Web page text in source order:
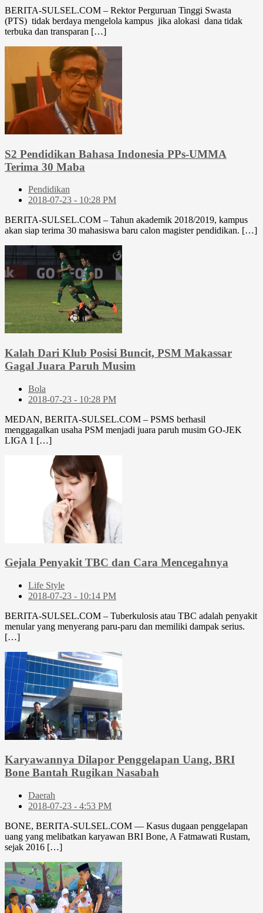
BERITA-SULSEL.COM – Rektor Perguruan Tinggi Swasta
(PTS) tidak berdaya mengelola kampus jika alokasi dana tidak
terbuka dan transparan […]
S2 Pendidikan Bahasa Indonesia PPs-UMMA
Terima 30 Maba
Pendidikan
2018-07-23 - 10:28 PM
BERITA-SULSEL.COM – Tahun akademik 2018/2019, kampus
akan siap terima 30 mahasiswa baru calon magister pendidikan. […]
Kalah Dari Klub Posisi Buncit, PSM Makassar
Gagal Juara Paruh Musim
Bola
2018-07-23 - 10:28 PM
MEDAN, BERITA-SULSEL.COM – PSMS berhasil
menggagalkan usaha PSM menjadi juara paruh musim GO-JEK
LIGA 1 […]
Gejala Penyakit TBC dan Cara Mencegahnya
Life Style
2018-07-23 - 10:14 PM
BERITA-SULSEL.COM – Tuberkulosis atau TBC adalah penyakit
menular yang menyerang paru-paru dan memiliki dampak serius.
[…]
Karyawannya Dilapor Penggelapan Uang, BRI
Bone Bantah Rugikan Nasabah
Daerah
2018-07-23 - 4:53 PM
BONE, BERITA-SULSEL.COM –– Kasus dugaan penggelapan
uang yang melibatkan karyawan BRI Bone, A Fatmawati Rustam,
sejak 2016 […]